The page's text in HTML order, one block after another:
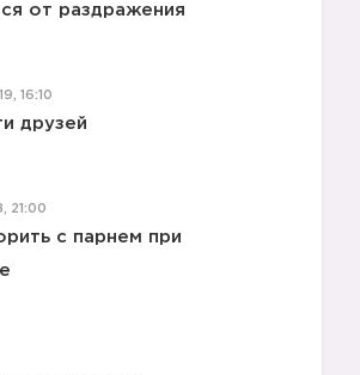
от раздражения
16:10
друзей
21:00
с парнем при